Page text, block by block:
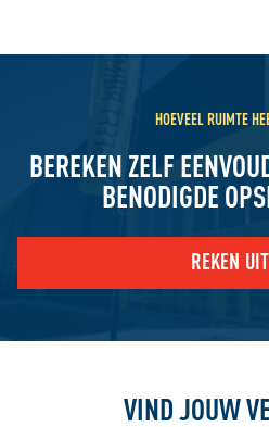
HOEVEEL RUIMTE
BEREKEN ZELF
BENODIGDE
REKEN UIT
VIND JOUW